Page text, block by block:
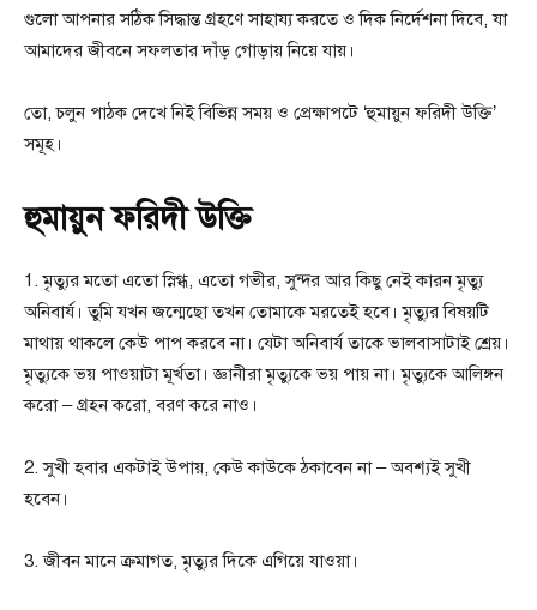
গুলো আপনার সঠিক সিদ্ধান্ত গ্রহণে সাহায্য করতে ও দিক নির্দেশনা দিবে, যা
আমাদের জীবনে সফলতার দাঁড় গোড়ায় নিয়ে যায়।
তো, চলুন পাঠক দেখে নিই বিভিন্ন সময় ও প্রেক্ষাপটে ‘হুমায়ুন ফরিদী উক্তি’
সমূহ।
হুমায়ুন ফরিদী উক্তি
1. মৃত্যুর মতো এতো স্নিগ্ধ, এতো গভীর, সুন্দর আর কিছু নেই কারন মৃত্যু
অনিবার্য। তুমি যখন জন্মেছো তখন তোমাকে মরতেই হবে। মৃত্যুর বিষয়টি
মাথায় থাকলে কেউ পাপ করবে না। যেটা অনিবার্য তাকে ভালবাসাটাই শ্রেয়।
মৃত্যুকে ভয় পাওয়াটা মূর্খতা। জ্ঞানীরা মৃত্যুকে ভয় পায় না। মৃত্যুকে আলিঙ্গন
করো – গ্রহন করো, বরণ করে নাও।
2. সুখী হবার একটাই উপায়, কেউ কাউকে ঠকাবেন না – অবশ্যই সুখী
হবেন।
3. জীবন মানে ক্রমাগত, মৃত্যুর দিকে এগিয়ে যাওয়া।